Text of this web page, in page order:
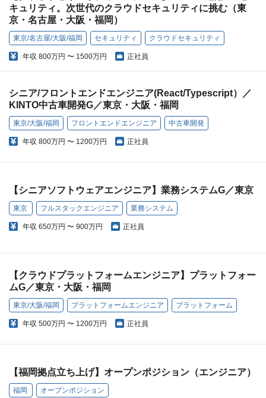
キュリティ。次世代のクラウドセキュリティに挑む（東
京・名古屋・大阪・福岡）
東京/名古屋/大阪/福岡 セキュリティ クラウドセキュリティ
年収 800万円 〜 1500万円 正社員
シニア/フロントエンドエンジニア(React/Typescript）／
KINTO中古車開発G／東京・大阪・福岡
東京/大阪/福岡 フロントエンドエンジニア 中古車開発
年収 800万円 〜 1200万円 正社員
【シニアソフトウェアエンジニア】業務システムG／東京
東京 フルスタックエンジニア 業務システム
年収 650万円 〜 900万円 正社員
【クラウドプラットフォームエンジニア】プラットフォー
ムG／東京・大阪・福岡
東京/大阪/福岡 プラットフォームエンジニア プラットフォーム
年収 500万円 〜 1200万円 正社員
【福岡拠点立ち上げ】オープンポジション（エンジニア）
福岡 オープンポジション